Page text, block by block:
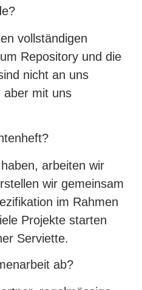
vollständigen
Repository und die
nicht an uns
mit uns
arbeiten wir
wir gemeinsam
im Rahmen
Projekte starten
Serviette.
ab?